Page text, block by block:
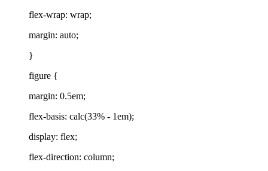
flex-wrap: wrap;
margin: auto;
}
figure {
margin: 0.5em;
flex-basis: calc(33% - 1em);
display: flex;
flex-direction: column;